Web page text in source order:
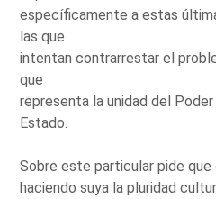
específicamente a estas
las que
intentan contrarrestar el
que
representa la unidad del
Estado.
Sobre este particular pide que
haciendo suya la pluridad